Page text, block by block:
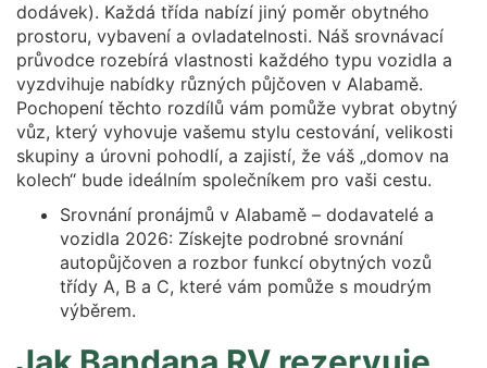
dodávek). Každá třída nabízí jiný poměr obytného
prostoru, vybavení a ovladatelnosti. Náš srovnávací
průvodce rozebírá vlastnosti každého typu vozidla a
vyzdvihuje nabídky různých půjčoven v Alabamě.
Pochopení těchto rozdílů vám pomůže vybrat obytný
vůz, který vyhovuje vašemu stylu cestování, velikosti
skupiny a úrovni pohodlí, a zajistí, že váš „domov na
kolech“ bude ideálním společníkem pro vaši cestu.
Srovnání pronájmů v Alabamě – dodavatelé a
vozidla 2026: Získejte podrobné srovnání
autopůjčoven a rozbor funkcí obytných vozů
třídy A, B a C, které vám pomůže s moudrým
výběrem.